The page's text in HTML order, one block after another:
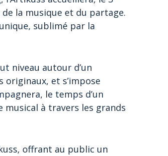
la musique et du partage.
sublimé par la
niveau autour d’un
et s’impose
le temps d’un
musical à travers les grands
offrant au public un